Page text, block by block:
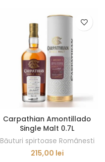
Carpathian Amontillado
Single Malt 0.7L
Băuturi spirtoase Românesti
215,00 lei